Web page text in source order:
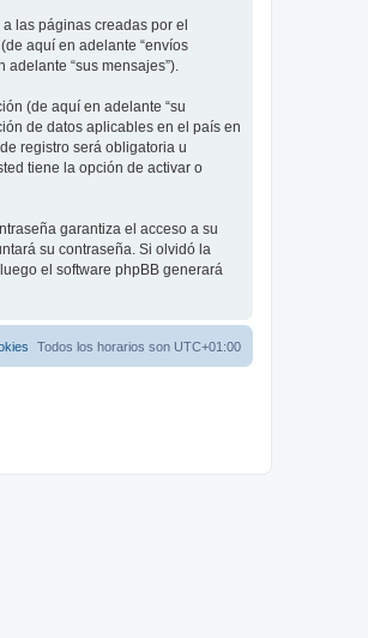
las páginas creadas por el
aquí en adelante “envíos
“sus mensajes”).
(de aquí en adelante “su
de datos aplicables en el país en
registro será obligatoria u
tiene la opción de activar o
garantiza el acceso a su
su contraseña. Si olvidó la
el software phpBB generará
Todos los horarios son UTC+01:00